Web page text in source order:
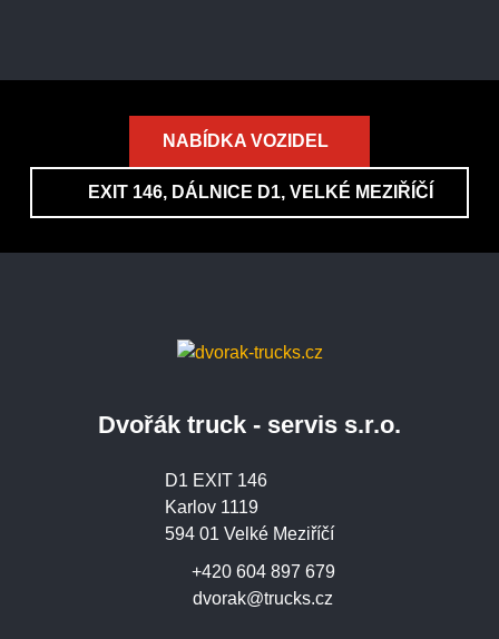
NABÍDKA VOZIDEL
EXIT 146, DÁLNICE D1, VELKÉ MEZIŘÍČÍ
Dvořák truck - servis s.r.o.
dvorak@trucks.cz
+420 604 897 679
D1 EXIT 146
Karlov 1119
594 01 Velké Meziříčí